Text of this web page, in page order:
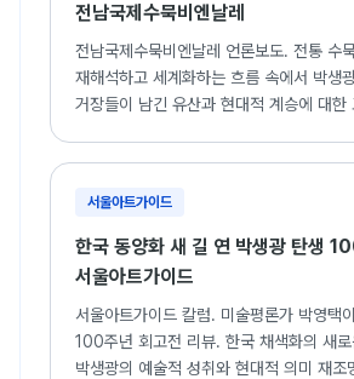
전남국제수묵비엔날레
전남국제수묵비엔날레 언론보도. 전통 수
재해석하고 세계화하는 흐름 속에서 박생
거장들이 남긴 유산과 현대적 계승에 대한
서울아트가이드
한국 동양화 새 길 연 박생광 탄생
서울아트가이드
서울아트가이드 칼럼. 미술평론가 박영택
100주년 회고전 리뷰. 한국 채색화의 새
박생광의 예술적 성취와 현대적 의미 재조